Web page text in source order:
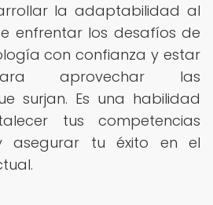
la adaptabilidad al
enfrentar los desafíos de
con confianza y estar
aprovechar las
surjan. Es una habilidad
tus competencias
asegurar tu éxito en el